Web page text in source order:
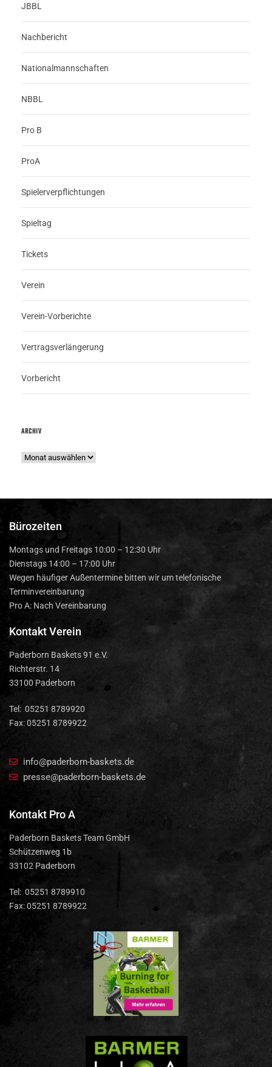
JBBL
Nachbericht
Nationalmannschaften
NBBL
Pro B
ProA
Spielerverpflichtungen
Spieltag
Tickets
Verein
Verein-Vorberichte
Vertragsverlängerung
Vorbericht
ARCHIV
Bürozeiten
Montags und Freitags 10:00 – 12:30 Uhr
Dienstags 14:00 – 17:00 Uhr
Wegen häufiger Außentermine bitten wir um telefonische
Terminvereinbarung
Pro A: Nach Vereinbarung
Kontakt Verein
Paderborn Baskets 91 e.V.
Richterstr. 14
33100 Paderborn
Tel: 05251 8789920
Fax: 05251 8789922
info@paderborn-baskets.de
presse@paderborn-baskets.de
Kontakt Pro A
Paderborn Baskets Team GmbH
Schützenweg 1b
33102 Paderborn
Tel: 05251 8789910
Fax: 05251 8789922